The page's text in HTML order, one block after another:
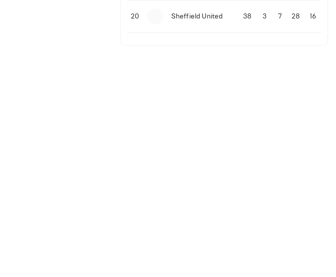
20 Sheffield United 38 3 7 28 16